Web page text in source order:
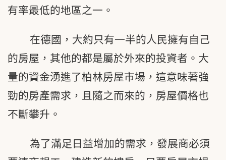
有率最低的地區之一。
在德國，大約只有一半的人民擁有自己
的房屋，其他的都是屬於外來的投資者。大
量的資金湧進了柏林房屋市場，這意味著強
勁的房產需求，且隨之而來的，房屋價格也
不斷攀升。
為了滿足日益增加的需求，發展商必須